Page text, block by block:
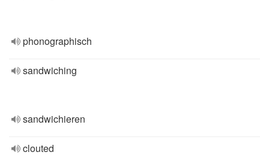
phonographisch
sandwiching
sandwichieren
clouted